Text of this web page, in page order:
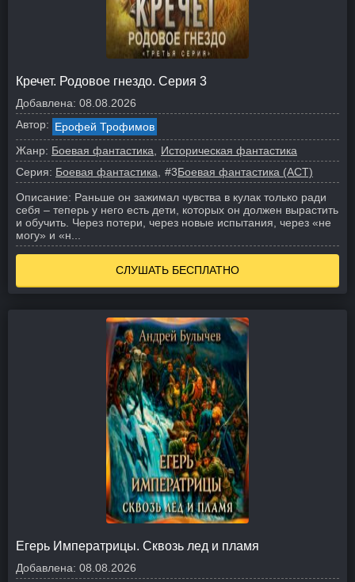
Кречет. Родовое гнездо. Серия 3
Добавлена: 08.08.2026
Автор: Ерофей Трофимов
Жанр: Боевая фантастика
Историческая фантастика
Серия: Боевая фантастика #3Боевая фантастика (АСТ)
Описание: Раньше он зажимал чувства в кулак только ради
себя – теперь у него есть дети, которых он должен вырастить
и обучить. Через потери, через новые испытания, через «не
могу» и «н...
СЛУШАТЬ БЕСПЛАТНО
Егерь Императрицы. Сквозь лед и пламя
Добавлена: 08.08.2026